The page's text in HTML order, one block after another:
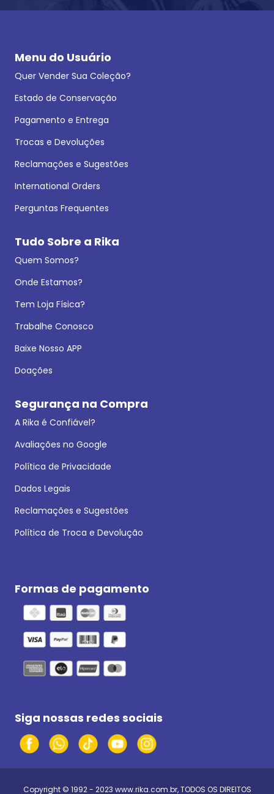
Menu do Usuário
Quer Vender Sua Coleção?
Estado de Conservação
Pagamento e Entrega
Trocas e Devoluções
Reclamações e Sugestões
International Orders
Perguntas Frequentes
Tudo Sobre a Rika
Quem Somos?
Onde Estamos?
Tem Loja Física?
Trabalhe Conosco
Baixe Nosso APP
Doações
Segurança na Compra
A Rika é Confiável?
Avaliações no Google
Política de Privacidade
Dados Legais
Reclamações e Sugestões
Política de Troca e Devolução
Formas de pagamento
Siga nossas redes sociais
Copyright © 1992 - 2023 www.rika.com.br, TODOS OS DIREITOS